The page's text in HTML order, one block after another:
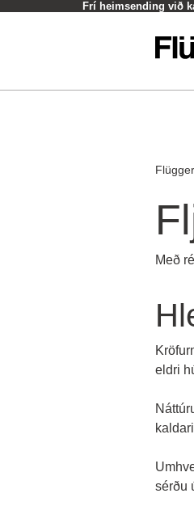
Frí heimsending við
Með
eldri
sérðu